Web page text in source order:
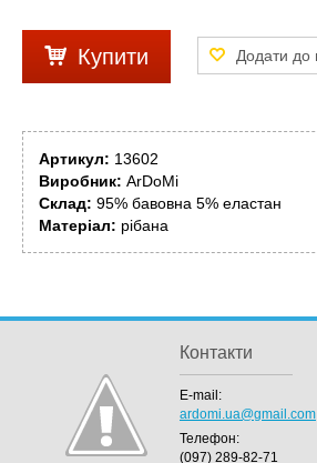
Купити
Артикул: 13602
Виробник: ArDoMi
Склад: 95% бавовна 5% еластан
Матеріал: рібана
Контакти
E-mail:
ardomi.ua@gmail.com
Телефон:
(097) 289-82-71